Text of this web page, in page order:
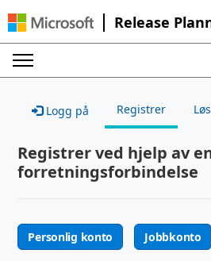
Release
Logg på Registrer
Registrer ved hjelp av
forretningsforbindelse
Personlig konto Jobbkonto